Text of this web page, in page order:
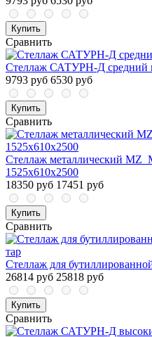
Купить
Сравнить
Стеллаж САТУРН-Д средний
9793 руб 6530 руб
Купить
Сравнить
Стеллаж металлический
1525х610х2500
18350 руб 17451 руб
Купить
Сравнить
Стеллаж для
26814 руб 25818 руб
Купить
Сравнить